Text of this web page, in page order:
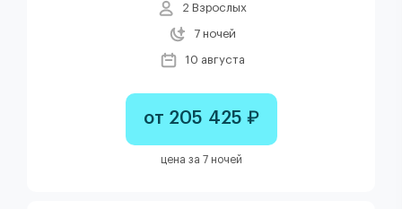
2 Взрослых
7 ночей
10 августа
от 205 425 ₽
цена за 7 ночей